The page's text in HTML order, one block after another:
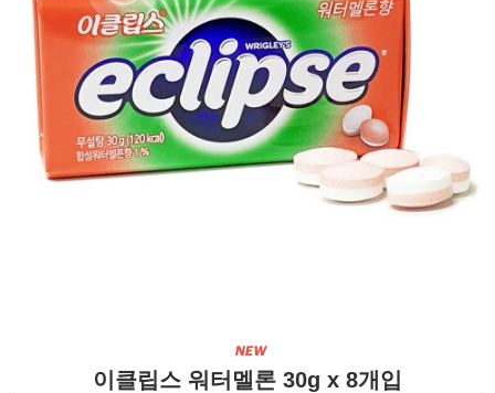
이클립스 워터멜론 30g x 8개입